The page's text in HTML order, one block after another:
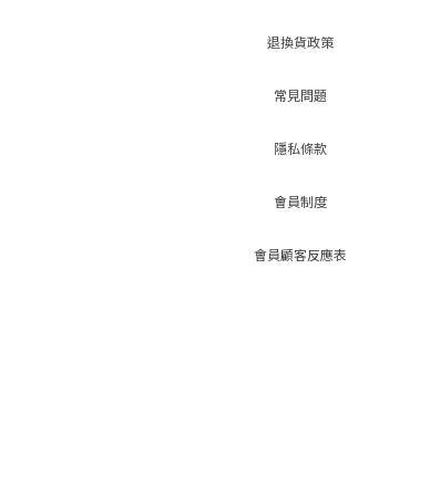
退換貨政策
常見問題
隱私條款
會員制度
會員顧客反應表